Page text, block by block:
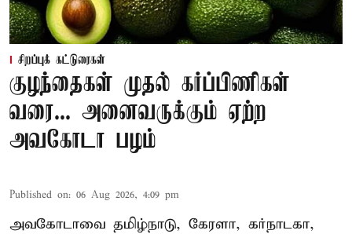
சிறப்புக் கட்டுரைகள்
குழந்தைகள் முதல் கர்ப்பிணிகள்
வரை... அனைவருக்கும் ஏற்ற
அவகோடா பழம்
Published on: 06 Aug 2026, 4:09 pm
அவகோடாவை தமிழ்நாடு, கேரளா, கர்நாடகா,